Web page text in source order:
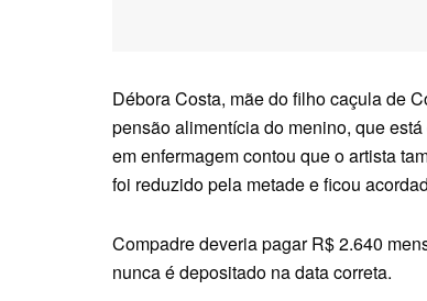
Débora Costa, mãe do filho caçula de
pensão alimentícia do menino, que
em enfermagem contou que o artista
foi reduzido pela metade e ficou
Compadre deveria pagar R$ 2.640
nunca é depositado na data correta.